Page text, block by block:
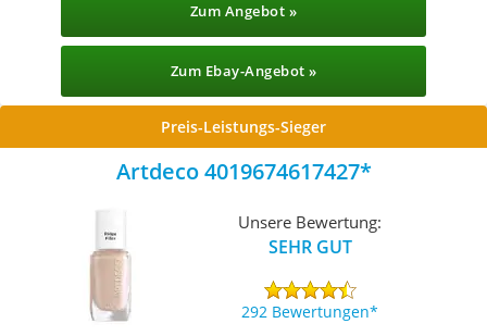
Zum Angebot »
Zum Ebay-Angebot »
Preis-Leistungs-Sieger
Artdeco 4019674617427
Unsere Bewertung:
SEHR GUT
292 Bewertungen